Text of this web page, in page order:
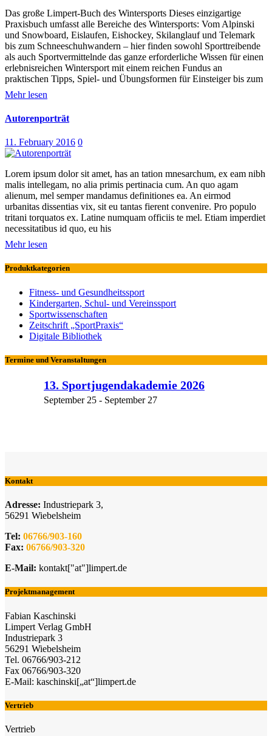
Das große Limpert-Buch des Wintersports Dieses einzigartige
Praxisbuch umfasst alle Bereiche des Wintersports: Vom Alpinski
und Snowboard, Eislaufen, Eishockey, Skilanglauf und Telemark
bis zum Schneeschuhwandern – hier finden sowohl Sporttreibende
als auch Sportvermittelnde das ganze erforderliche Wissen für einen
erlebnisreichen Wintersport mit einem reichen Fundus an
praktischen Tipps, Spiel- und Übungsformen für Einsteiger bis zum
Mehr lesen
Autorenporträt
11. February 2016 0
Lorem ipsum dolor sit amet, has an tation mnesarchum, ex eam nibh
malis intellegam, no alia primis pertinacia cum. An quo agam
alienum, mel semper mandamus definitiones ea. An eirmod
urbanitas dissentias vix, sit eu tantas fierent convenire. Pro populo
tritani torquatos ex. Latine numquam officiis te mel. Etiam imperdiet
necessitatibus id quo, eu his
Mehr lesen
Produktkategorien
Fitness- und Gesundheitssport
Kindergarten, Schul- und Vereinssport
Sportwissenschaften
Zeitschrift „SportPraxis“
Digitale Bibliothek
Termine und Veranstaltungen
13. Sportjugendakademie 2026
September 25 - September 27
Kontakt
Adresse: Industriepark 3,
56291 Wiebelsheim
Tel: 06766/903-160
Fax: 06766/903-320
E-Mail: kontakt["at"]limpert.de
Projektmanagement
Fabian Kaschinski
Limpert Verlag GmbH
Industriepark 3
56291 Wiebelsheim
Tel. 06766/903-212
Fax 06766/903-320
E-Mail: kaschinski[„at“]limpert.de
Vertrieb
Vertrieb